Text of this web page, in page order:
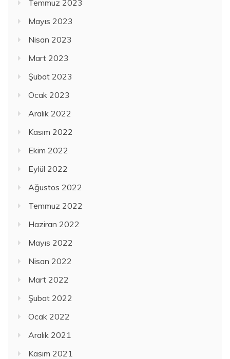
Temmuz 2023
Mayıs 2023
Nisan 2023
Mart 2023
Şubat 2023
Ocak 2023
Aralık 2022
Kasım 2022
Ekim 2022
Eylül 2022
Ağustos 2022
Temmuz 2022
Haziran 2022
Mayıs 2022
Nisan 2022
Mart 2022
Şubat 2022
Ocak 2022
Aralık 2021
Kasım 2021